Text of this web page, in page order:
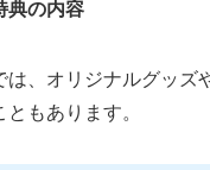
典の内容
は、オリジナルグッズ
もあります。